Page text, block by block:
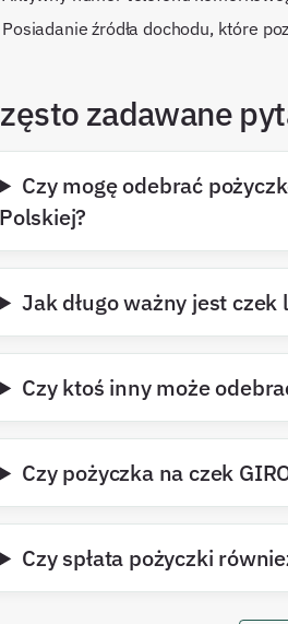
Posiadanie źródła dochodu, które
zadawane
Czy mogę odebrać
Polskiej?
Jak długo ważny jest czek
Czy ktoś inny może
Czy pożyczka na czek
Czy spłata pożyczki